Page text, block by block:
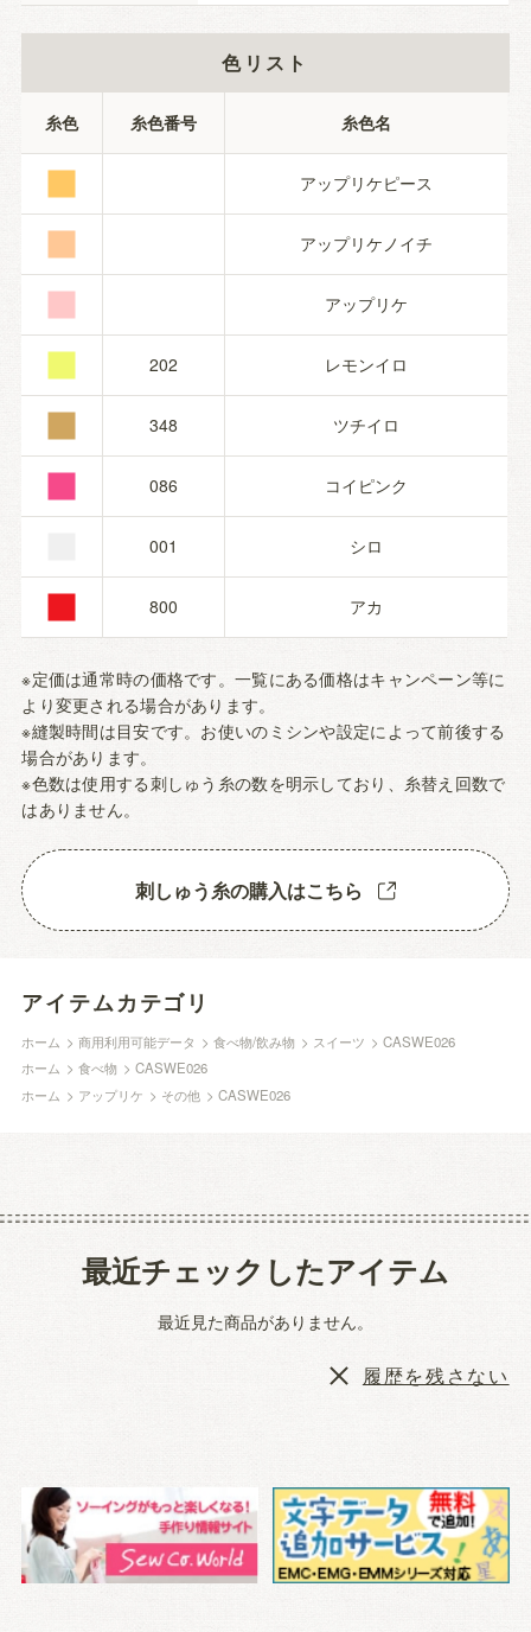
色リスト
糸色 糸色番号 糸色名
■ アップリケピース
■ アップリケノイチ
■ アップリケ
■ 202 レモンイロ
■ 348 ツチイロ
■ 086 コイピンク
■ 001 シロ
■ 800 アカ
※定価は通常時の価格です。一覧にある価格はキャンペーン等に
より変更される場合があります。
※縫製時間は目安です。お使いのミシンや設定によって前後する
場合があります。
※色数は使用する刺しゅう糸の数を明示しており、糸替え回数で
はありません。
刺しゅう糸の購入はこちら
アイテムカテゴリ
ホーム >商用利用可能データ >食べ物/飲み物 > スイーツ >CASWE026
ホーム >食べ物 >CASWE026
ホーム > アップリケ > その他 >CASWE026
最近チェックしたアイテム
最近見た商品がありません。
履歴を残さない